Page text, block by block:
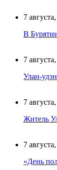
7
В
7
Улан-
7
Житель
7
«День